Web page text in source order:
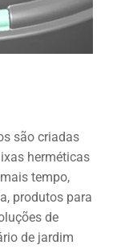
são criadas
herméticas
tempo,
produtos para
de
de jardim